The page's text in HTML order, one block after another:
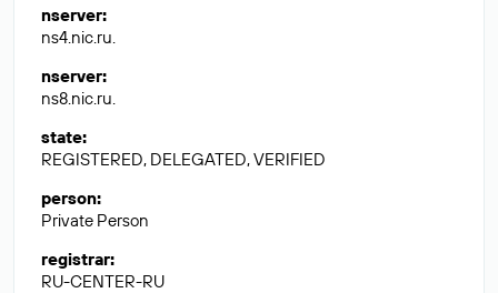
nserver:
ns4.nic.ru.
nserver:
ns8.nic.ru.
state:
REGISTERED, DELEGATED, VERIFIED
person:
Private Person
registrar:
RU-CENTER-RU